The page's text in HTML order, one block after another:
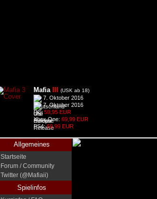
Mafia (USK ab 18)
7. Oktober 2016
7. Oktober 2016
PC: 59,95 EUR
Xbox One: 69,99 EUR
PS4:69,99 EUR
Allgemeines
Startseite
Forum / Community
Twitter (@Mafiaii)
Spielinfos